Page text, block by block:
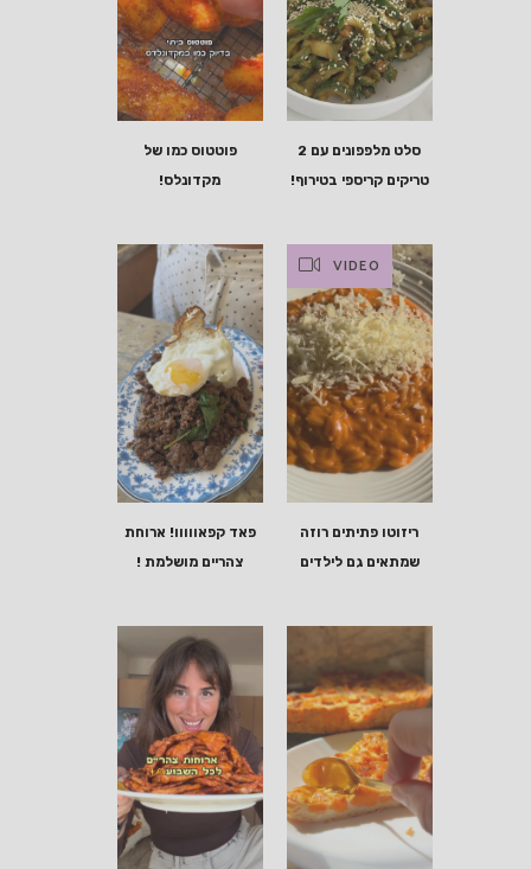
פוטטוס כמו של
מקדונלס!
סלט מלפפונים עם 2
טריקים קריספי בטירוף!
פאד קפאווווו! ארוחת
צהריים מושלמת !
VIDEO
ריזוטו פתיתים רוזה
שמתאים גם לילדים